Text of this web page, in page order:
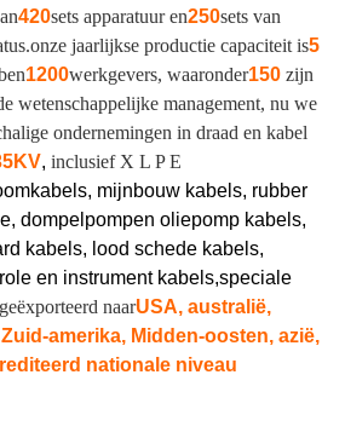
420sets apparatuur en250sets van
onze jaarlijkse productie capaciteit is5
1200werkgevers, waaronder150 zijn
wetenschappelijke management, nu we
ondernemingen in draad en kabel
, inclusief X L P E
mijnbouw kabels, rubber
dompelpompen oliepomp kabels,
kabels, lood schede kabels,
en instrument kabels,speciale
naarUSA, australië,
amerika, Midden-oosten, azië,
nationale niveau